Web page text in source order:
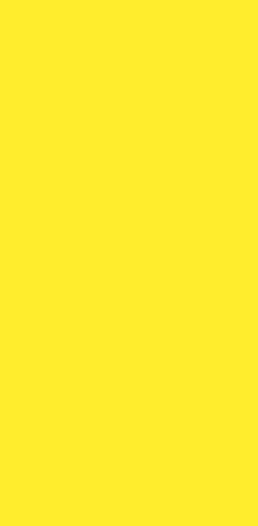
Les patients français qui
mieux encadrée et plus
de listes d’attente, à des
tests génétiques avancés
accompagnement en français